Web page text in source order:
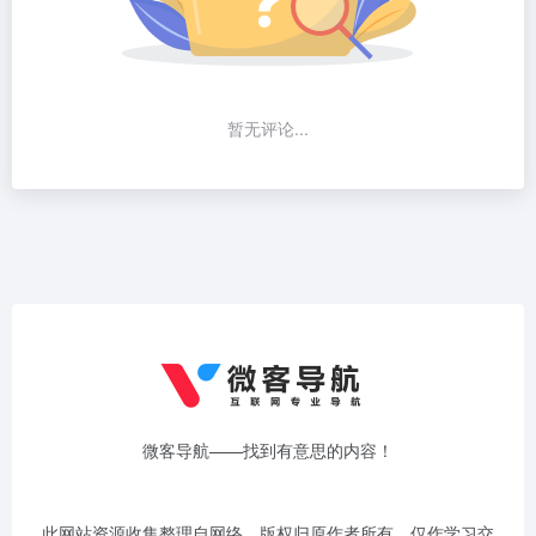
暂无评论...
微客导航——找到有意思的内容！